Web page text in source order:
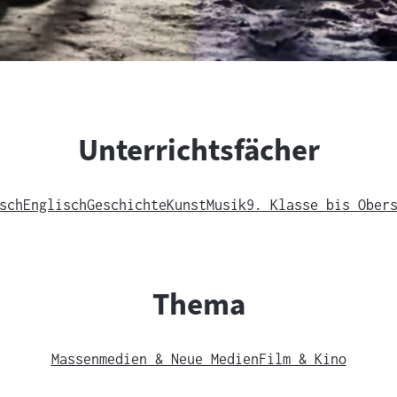
Unterrichtsfächer
EnglischGeschichteKunstMusik9. Klasse bis
Thema
Massenmedien & Neue MedienFilm & Kino